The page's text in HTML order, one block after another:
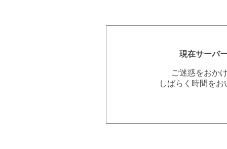
現在サーバ
ご迷惑をおか
しばらく時間を